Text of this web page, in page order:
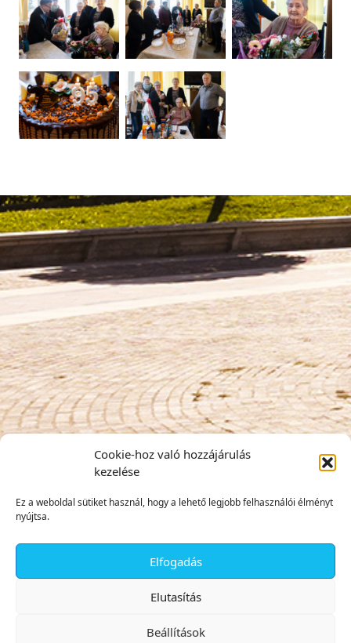
Cookie-hoz való hozzájárulás
kezelése
Ez a weboldal sütiket használ, hogy a lehető legjobb felhasználói élményt
nyújtsa.
Elfogadás
Elutasítás
Beállítások
✕